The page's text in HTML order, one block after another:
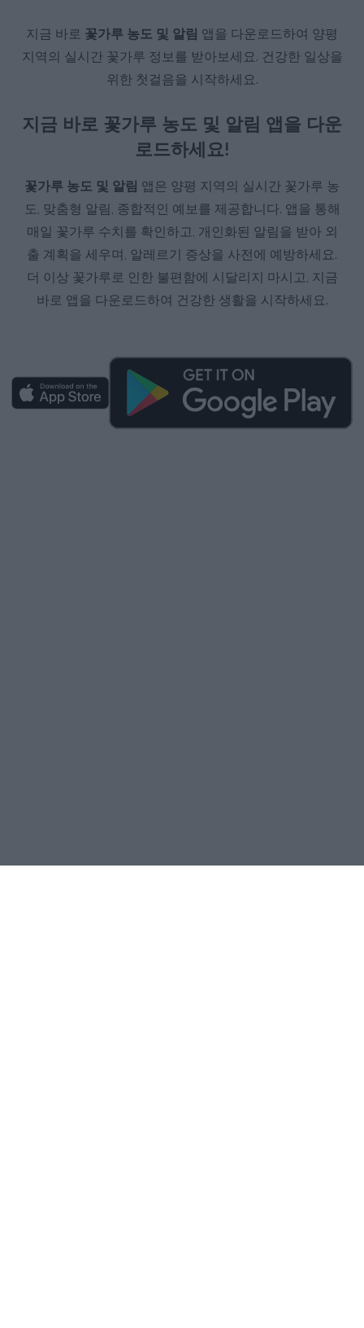
지금 바로 꽃가루 농도 및 알림 앱을 다운로드하여 양평
지역의 실시간 꽃가루 정보를 받아보세요. 건강한 일상을
위한 첫걸음을 시작하세요.
지금 바로 꽃가루 농도 및 알림 앱을 다운
로드하세요!
꽃가루 농도 및 알림 앱은 양평 지역의 실시간 꽃가루 농
도, 맞춤형 알림, 종합적인 예보를 제공합니다. 앱을 통해
매일 꽃가루 수치를 확인하고, 개인화된 알림을 받아 외
출 계획을 세우며, 알레르기 증상을 사전에 예방하세요.
더 이상 꽃가루로 인한 불편함에 시달리지 마시고, 지금
바로 앱을 다운로드하여 건강한 생활을 시작하세요.